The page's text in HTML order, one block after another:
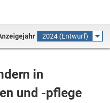
2024 (Entwurf)
in
und -pflege